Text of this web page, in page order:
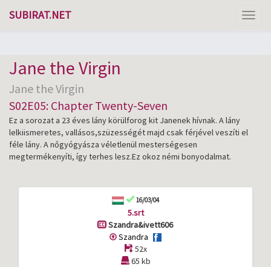
SUBIRAT.NET
Jane the Virgin
Jane the Virgin
S02E05: Chapter Twenty-Seven
Ez a sorozat a 23 éves lány körülforog kit Janenek hívnak. A lány
lelkiismeretes, vallásos,szüzességét majd csak férjével veszíti el
féle lány. A nőgyógyásza véletlenül mesterségesen
megtermékenyíti, így terhes lesz.Ez okoz némi bonyodalmat.
16/03/04
5.srt
Szandra&ivett606
Szandra
52x
65 kb